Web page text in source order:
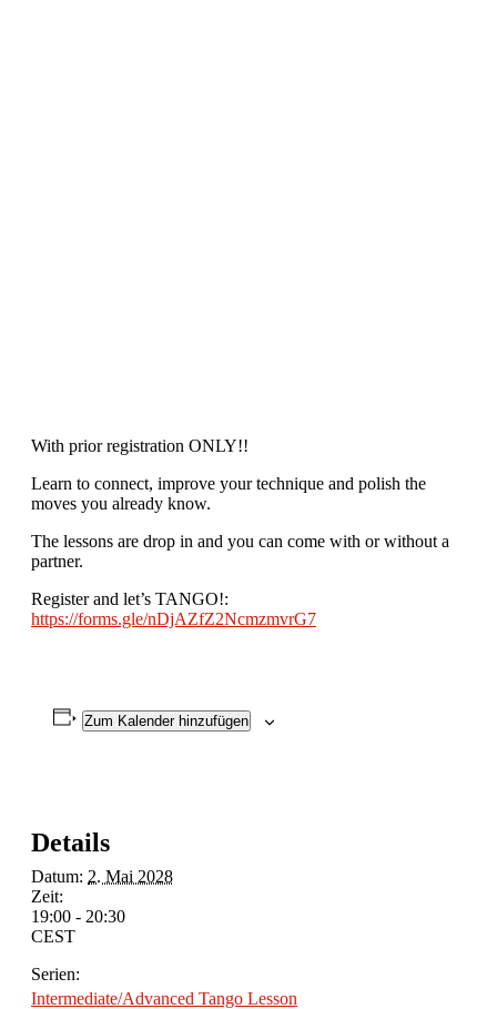
With prior registration ONLY!!
Learn to connect, improve your technique and polish the
moves you already know.
The lessons are drop in and you can come with or without a
partner.
Register and let’s TANGO!:
https://forms.gle/nDjAZfZ2NcmzmvrG7
Zum Kalender hinzufügen
Details
Datum: 2. Mai 2028
Zeit:
19:00 - 20:30
CEST
Serien:
Intermediate/Advanced Tango Lesson